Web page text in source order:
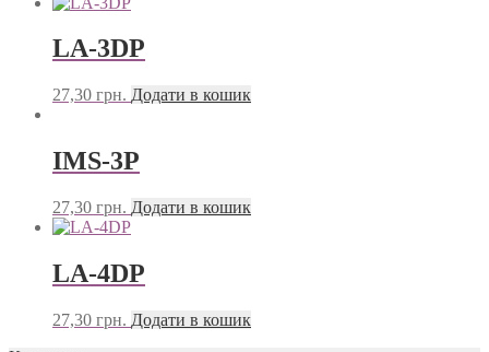
LA-3DP
27,30 грн. Додати в кошик
IMS-3P
27,30 грн. Додати в кошик
LA-4DP
27,30 грн. Додати в кошик